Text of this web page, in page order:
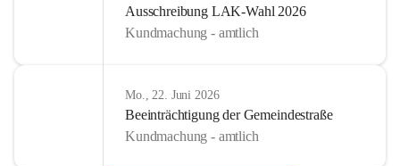
Ausschreibung LAK-Wahl 2026
Kundmachung - amtlich
Mo., 22. Juni 2026
Beeinträchtigung der Gemeindestraße
Kundmachung - amtlich